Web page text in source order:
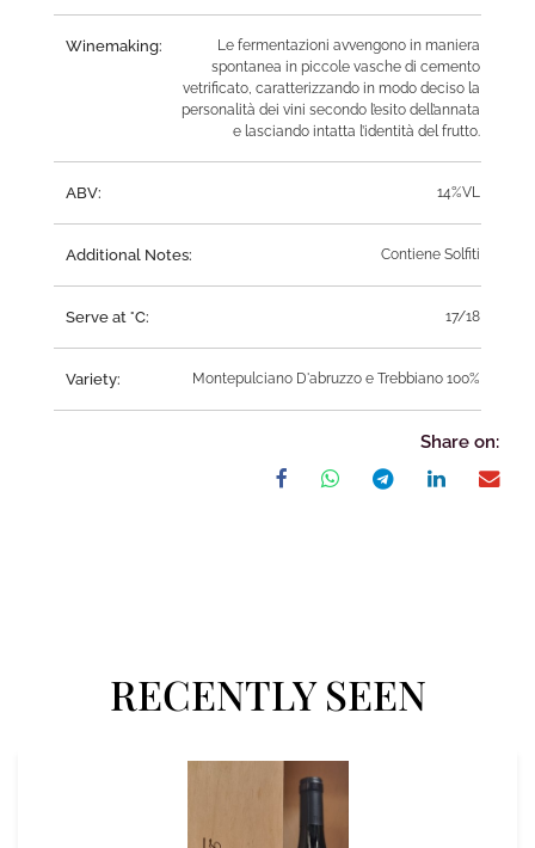
Winemaking:
Le fermentazioni avvengono in maniera
spontanea in piccole vasche di cemento
vetrificato, caratterizzando in modo deciso la
personalità dei vini secondo l’esito dell’annata
e lasciando intatta l’identità del frutto.
ABV: 14%VL
Additional Notes: Contiene Solfiti
Serve at °C: 17/18
Variety: Montepulciano D'abruzzo e Trebbiano 100%
Share on:
RECENTLY SEEN